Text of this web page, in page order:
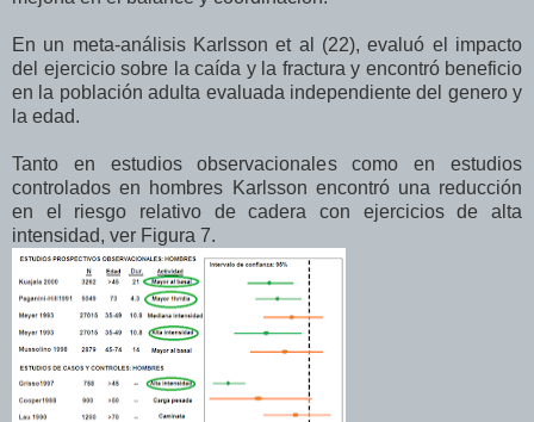
En un meta-análisis Karlsson et al (22), evaluó el impacto
del ejercicio sobre la caída y la fractura y encontró beneficio
en la población adulta evaluada independiente del genero y
la edad.
Tanto en estudios observacionales como en estudios
controlados en hombres Karlsson encontró una reducción
en el riesgo relativo de cadera con ejercicios de alta
intensidad, ver Figura 7.